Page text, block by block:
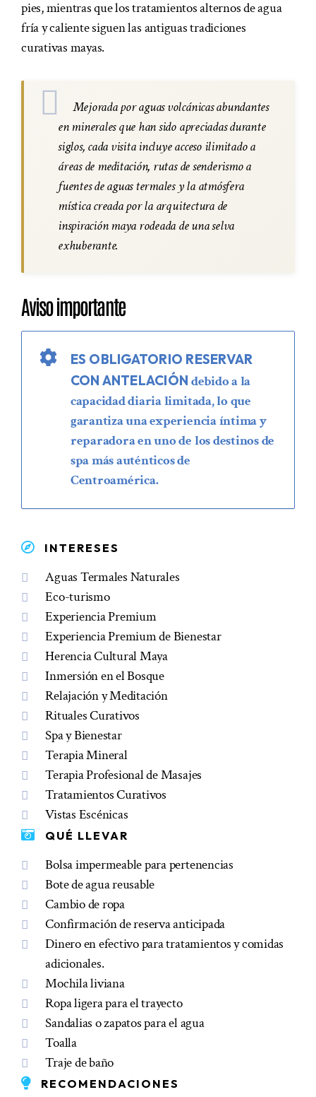
pies, mientras que los tratamientos alternos de agua
fría y caliente siguen las antiguas tradiciones
curativas mayas.
Mejorada por aguas volcánicas abundantes
en minerales que han sido apreciadas durante
siglos, cada visita incluye acceso ilimitado a
áreas de meditación, rutas de senderismo a
fuentes de aguas termales y la atmósfera
mística creada por la arquitectura de
inspiración maya rodeada de una selva
exhuberante.
Aviso importante
ES OBLIGATORIO RESERVAR
CON ANTELACIÓN debido a la
capacidad diaria limitada, lo que
garantiza una experiencia íntima y
reparadora en uno de los destinos de
spa más auténticos de
Centroamérica.
INTERESES
Aguas Termales Naturales
Eco-turismo
Experiencia Premium
Experiencia Premium de Bienestar
Herencia Cultural Maya
Inmersión en el Bosque
Relajación y Meditación
Rituales Curativos
Spa y Bienestar
Terapia Mineral
Terapia Profesional de Masajes
Tratamientos Curativos
Vistas Escénicas
QUÉ LLEVAR
Bolsa impermeable para pertenencias
Bote de agua reusable
Cambio de ropa
Confirmación de reserva anticipada
Dinero en efectivo para tratamientos y comidas
adicionales.
Mochila liviana
Ropa ligera para el trayecto
Sandalias o zapatos para el agua
Toalla
Traje de baño
RECOMENDACIONES